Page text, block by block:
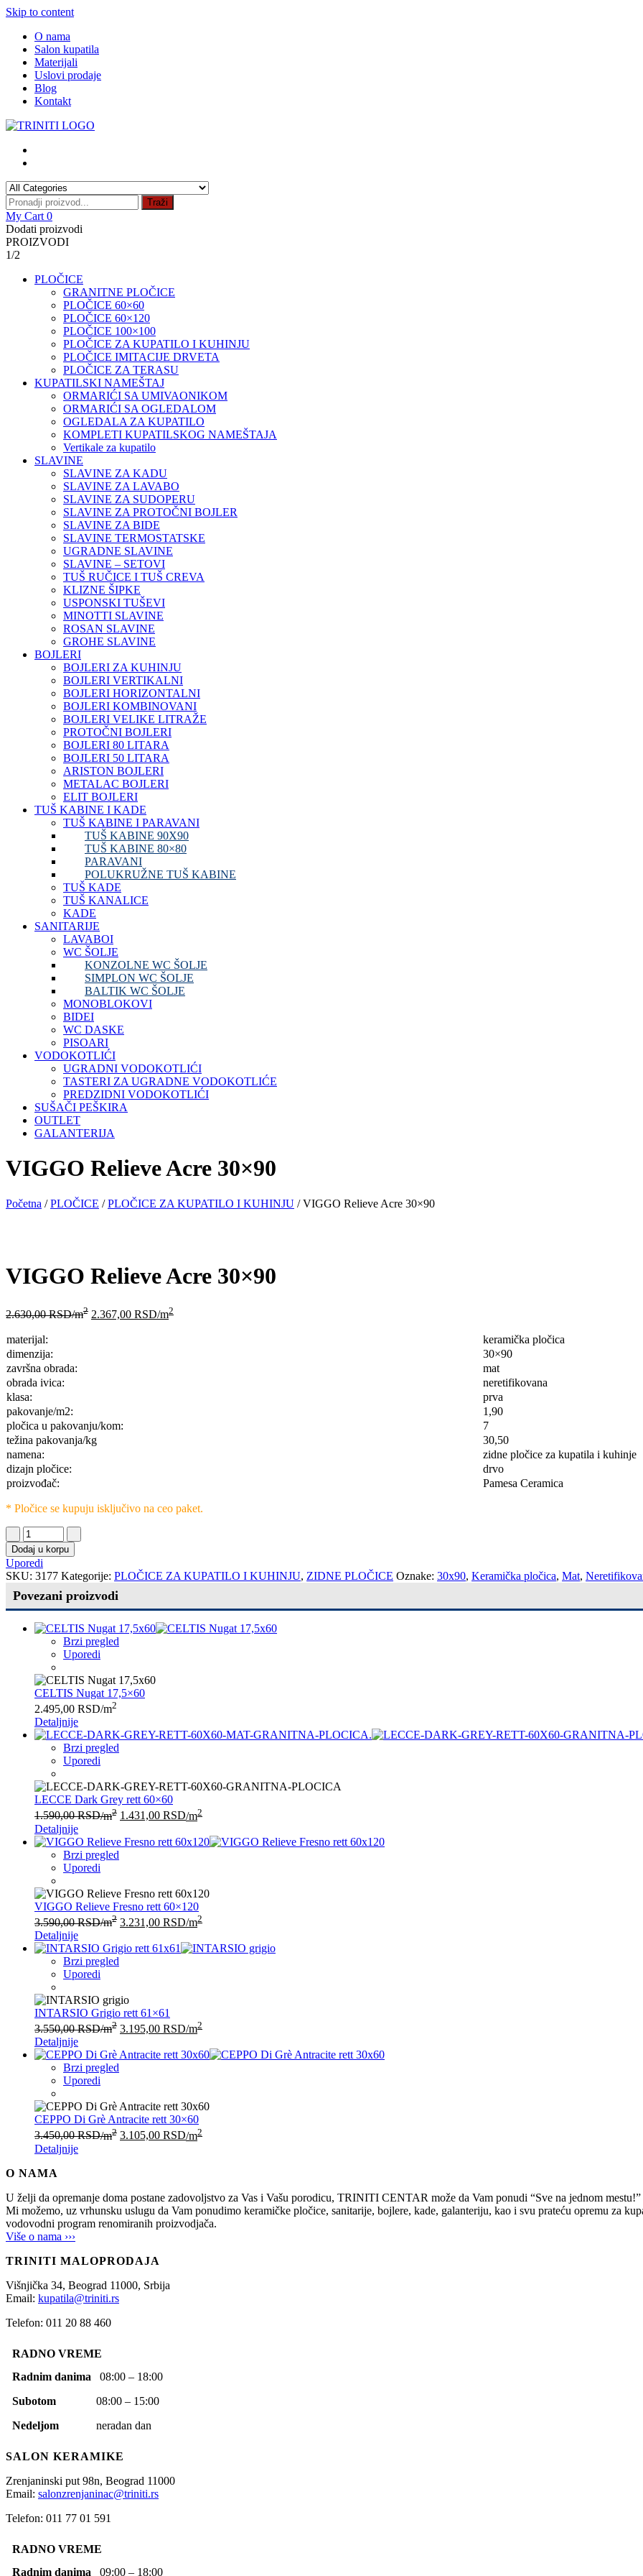
Skip to content
O nama
Salon kupatila
Materijali
Uslovi prodaje
Blog
Kontakt
Traži
My Cart 0
Dodati proizvodi
PROIZVODI
1/2
PLOČICE
GRANITNE PLOČICE
PLOČICE 60×60
PLOČICE 60×120
PLOČICE 100×100
PLOČICE ZA KUPATILO I KUHINJU
PLOČICE IMITACIJE DRVETA
PLOČICE ZA TERASU
KUPATILSKI NAMEŠTAJ
ORMARIĆI SA UMIVAONIKOM
ORMARIĆI SA OGLEDALOM
OGLEDALA ZA KUPATILO
KOMPLETI KUPATILSKOG NAMEŠTAJA
Vertikale za kupatilo
SLAVINE
SLAVINE ZA KADU
SLAVINE ZA LAVABO
SLAVINE ZA SUDOPERU
SLAVINE ZA PROTOČNI BOJLER
SLAVINE ZA BIDE
SLAVINE TERMOSTATSKE
UGRADNE SLAVINE
SLAVINE – SETOVI
TUŠ RUČICE I TUŠ CREVA
KLIZNE ŠIPKE
USPONSKI TUŠEVI
MINOTTI SLAVINE
ROSAN SLAVINE
GROHE SLAVINE
BOJLERI
BOJLERI ZA KUHINJU
BOJLERI VERTIKALNI
BOJLERI HORIZONTALNI
BOJLERI KOMBINOVANI
BOJLERI VELIKE LITRAŽE
PROTOČNI BOJLERI
BOJLERI 80 LITARA
BOJLERI 50 LITARA
ARISTON BOJLERI
METALAC BOJLERI
ELIT BOJLERI
TUŠ KABINE I KADE
TUŠ KABINE I PARAVANI
TUŠ KABINE 90X90
TUŠ KABINE 80×80
PARAVANI
POLUKRUŽNE TUŠ KABINE
TUŠ KADE
TUŠ KANALICE
KADE
SANITARIJE
LAVABOI
WC ŠOLJE
KONZOLNE WC ŠOLJE
SIMPLON WC ŠOLJE
BALTIK WC ŠOLJE
MONOBLOKOVI
BIDEI
WC DASKE
PISOARI
VODOKOTLIĆI
UGRADNI VODOKOTLIĆI
TASTERI ZA UGRADNE VODOKOTLIĆE
PREDZIDNI VODOKOTLIĆI
SUŠAČI PEŠKIRA
OUTLET
GALANTERIJA
VIGGO Relieve Acre 30×90
Početna /PLOČICE /PLOČICE ZA KUPATILO I KUHINJU / VIGGO Relieve Acre 30×90
VIGGO Relieve Acre 30×90
2.630,00RSD/m2 2.367,00 RSD/m2
materijal:
keramička pločica
dimenzija:
30×90
završna obrada:
mat
obrada ivica:
neretifikovana
klasa:
prva
pakovanje/m2:
1,90
pločica u pakovanju/kom:
7
težina pakovanja/kg
30,50
namena:
zidne pločice za kupatila i kuhinje
dizajn pločice:
drvo
proizvođač:
Pamesa Ceramica
* Pločice se kupuju isključivo na ceo paket.
Dodaj u korpu
Uporedi
SKU: 3177 Kategorije: PLOČICE ZA KUPATILO I KUHINJU, ZIDNE PLOČICE Oznake: 30x90, Keramička pločica, Mat,
Povezani proizvodi
Brzi pregled
Uporedi
CELTIS Nugat 17,5×60
2.495,00 RSD/m2
Detaljnije
Brzi pregled
Uporedi
LECCE Dark Grey rett 60×60
1.590,00RSD/m2 1.431,00 RSD/m2
Detaljnije
Brzi pregled
Uporedi
VIGGO Relieve Fresno rett 60×120
3.590,00RSD/m2 3.231,00 RSD/m2
Detaljnije
Brzi pregled
Uporedi
INTARSIO Grigio rett 61×61
3.550,00RSD/m2 3.195,00 RSD/m2
Detaljnije
Brzi pregled
Uporedi
CEPPO Di Grè Antracite rett 30×60
3.450,00RSD/m2 3.105,00 RSD/m2
Detaljnije
O NAMA
U želji da opremanje doma postane zadovoljstvo za Vas i Vašu porodicu, TRINITI CENTAR može da Vam ponudi “Sve na jednom mestu!”
Mi možemo, uz vrhunsku uslugu da Vam ponudimo keramičke pločice, sanitarije, bojlere, kade, galanteriju, kao i svu prateću opremu za
vodovodni program renomiranih proizvodjača.
Više o nama ›››
TRINITI MALOPRODAJA
Višnjička 34, Beograd 11000, Srbija
Email: kupatila@triniti.rs
Telefon: 011 20 88 460
RADNO VREME
Radnim danima 08:00 – 18:00
Subotom 08:00 – 15:00
Nedeljom neradan dan
SALON KERAMIKE
Zrenjaninski put 98n, Beograd 11000
Email: salonzrenjaninac@triniti.rs
Telefon: 011 77 01 591
RADNO VREME
Radnim danima 09:00 – 18:00